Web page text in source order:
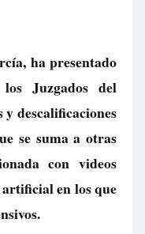
ha presentado
Juzgados del
descalificaciones
se suma a otras
con videos
en los que